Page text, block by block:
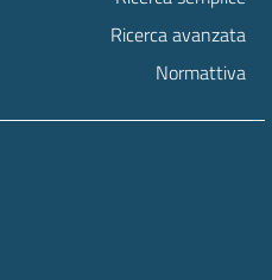
Ricerca avanzata
Normattiva